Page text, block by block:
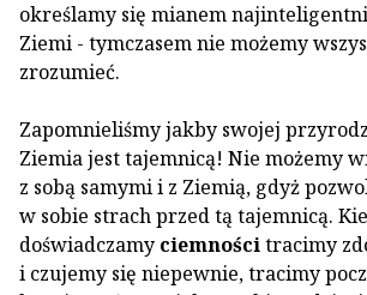
określamy się mianem
Ziemi - tymczasem nie możemy
zrozumieć.
Zapomnieliśmy jakby swojej
Ziemia jest tajemnicą! Nie możemy
z sobą samymi i z Ziemią, gdyż
w sobie strach przed tą tajemnicą.
doświadczamy ciemnościtracimy
i czujemy się niepewnie, tracimy